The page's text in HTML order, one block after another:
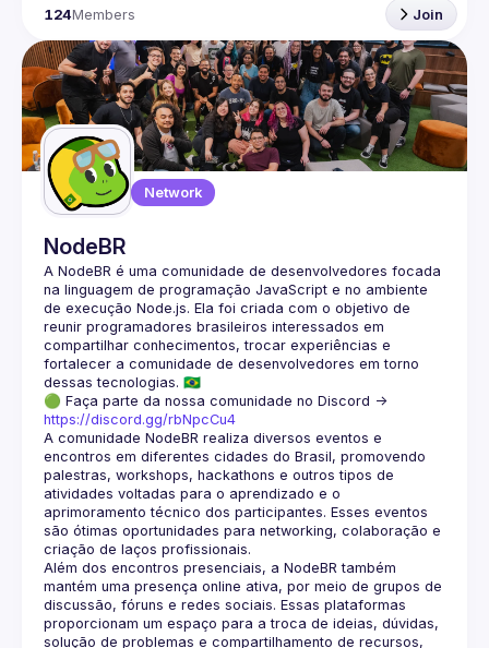
124Members Join
Network
NodeBR
A NodeBR é uma comunidade de desenvolvedores focada
na linguagem de programação JavaScript e no ambiente
de execução Node.js. Ela foi criada com o objetivo de
reunir programadores brasileiros interessados em
compartilhar conhecimentos, trocar experiências e
fortalecer a comunidade de desenvolvedores em torno
🟢 Faça parte da nossa comunidade no Discord ->
https://discord.gg/rbNpcCu4
A comunidade NodeBR realiza diversos eventos e
encontros em diferentes cidades do Brasil, promovendo
palestras, workshops, hackathons e outros tipos de
atividades voltadas para o aprendizado e o
aprimoramento técnico dos participantes. Esses eventos
são ótimas oportunidades para networking, colaboração e
Além dos encontros presenciais, a NodeBR também
mantém uma presença online ativa, por meio de grupos de
discussão, fóruns e redes sociais. Essas plataformas
proporcionam um espaço para a troca de ideias, dúvidas,
solução de problemas e compartilhamento de recursos,